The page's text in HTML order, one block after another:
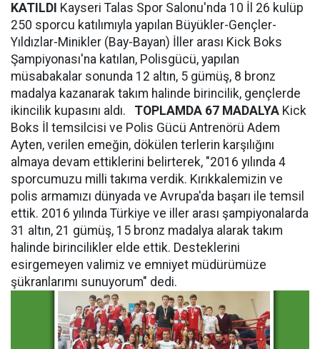
KATILDI Kayseri Talas Spor Salonu'nda 10 İl 26 kulüp
250 sporcu katılımıyla yapılan Büyükler-Gençler-
Yıldızlar-Minikler (Bay-Bayan) İller arası Kick Boks
Şampiyonası'na katılan, Polisgücü, yapılan
müsabakalar sonunda 12 altın, 5 gümüş, 8 bronz
madalya kazanarak takım halinde birincilik, gençlerde
ikincilik kupasını aldı. TOPLAMDA 67 MADALYA Kick
Boks İl temsilcisi ve Polis Gücü Antrenörü Adem
Ayten, verilen emeğin, dökülen terlerin karşılığını
almaya devam ettiklerini belirterek, "2016 yılında 4
sporcumuzu milli takıma verdik. Kırıkkalemizin ve
polis armamızı dünyada ve Avrupa'da başarı ile temsil
ettik. 2016 yılında Türkiye ve iller arası şampiyonalarda
31 altın, 21 gümüş, 15 bronz madalya alarak takım
halinde birincilikler elde ettik. Desteklerini
esirgemeyen valimiz ve emniyet müdürümüze
şükranlarımı sunuyorum" dedi.